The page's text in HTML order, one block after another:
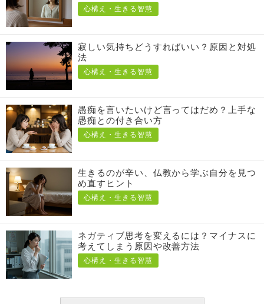
心構え・生きる智慧
寂しい気持ちどうすればいい？原因と対処
法
心構え・生きる智慧
愚痴を言いたいけど言ってはだめ？上手な
愚痴との付き合い方
心構え・生きる智慧
生きるのが辛い、仏教から学ぶ自分を見つ
め直すヒント
心構え・生きる智慧
ネガティブ思考を変えるには？マイナスに
考えてしまう原因や改善方法
心構え・生きる智慧